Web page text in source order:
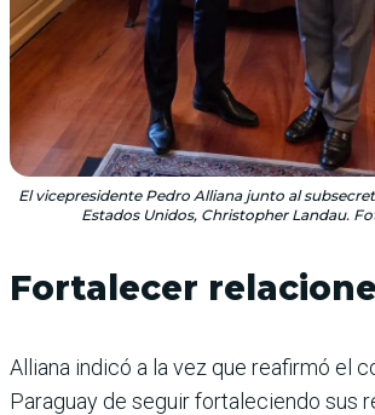
El vicepresidente Pedro Alliana junto al
Estados Unidos, Christopher Landau.
Fortalecer
Alliana indicó a la vez que reafirmó el
Paraguay de seguir fortaleciendo sus